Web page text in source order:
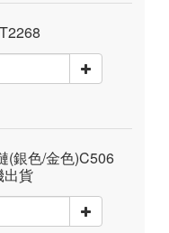
(銀色/金色)C506
出貨